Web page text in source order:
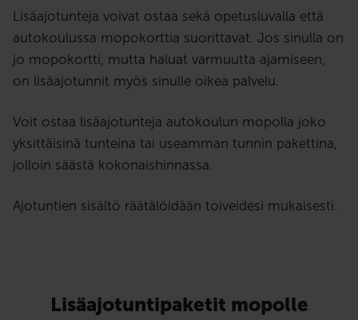
Lisäajotunteja voivat ostaa sekä opetusluvalla että
autokoulussa mopokorttia suorittavat. Jos sinulla on
jo mopokortti, mutta haluat varmuutta ajamiseen,
on lisäajotunnit myös sinulle oikea palvelu.
Voit ostaa lisäajotunteja autokoulun mopolla joko
yksittäisinä tunteina tai useamman tunnin pakettina,
jolloin säästä kokonaishinnassa.
Ajotuntien sisältö räätälöidään toiveidesi mukaisesti.
Lisäajotuntipaketit mopolle